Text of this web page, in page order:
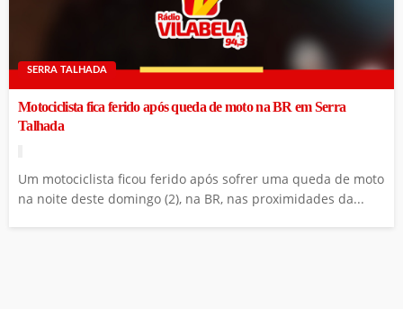
SERRA TALHADA
Motociclista fica ferido após queda de moto na BR em Serra
Talhada
Um motociclista ficou ferido após sofrer uma queda de moto
na noite deste domingo (2), na BR, nas proximidades da...